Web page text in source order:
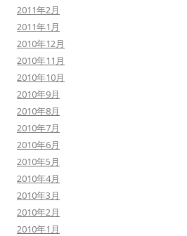
2011年2月
2011年1月
2010年12月
2010年11月
2010年10月
2010年9月
2010年8月
2010年7月
2010年6月
2010年5月
2010年4月
2010年3月
2010年2月
2010年1月